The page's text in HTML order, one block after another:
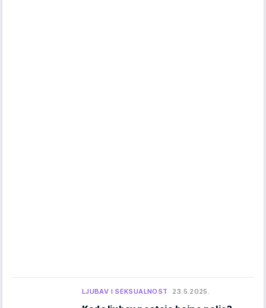
LJUBAV I SEKSUALNOST 23.5.2025.